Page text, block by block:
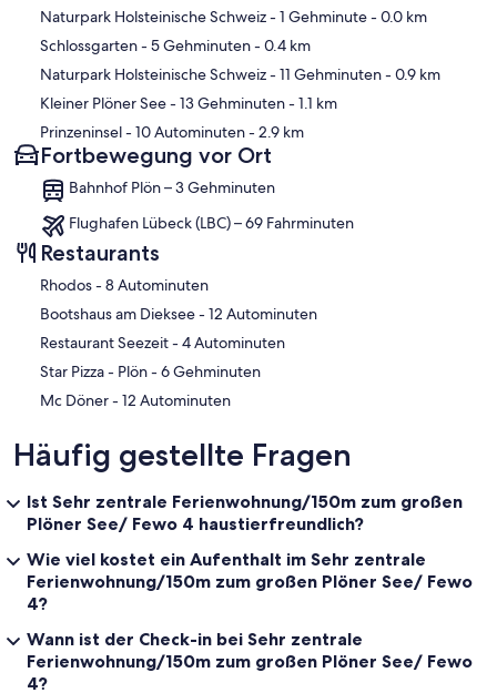
Karte
Naturpark Holsteinische Schweiz- 1 Gehminute- 0.0 km
Schlossgarten- 5 Gehminuten- 0.4 km
Naturpark Holsteinische Schweiz- 11 Gehminuten- 0.9 km
Kleiner Plöner See- 13 Gehminuten- 1.1 km
Prinzeninsel- 10 Autominuten- 2.9 km
Fortbewegung vor Ort
Bahnhof Plön – 3 Gehminuten
Flughafen Lübeck (LBC) – 69 Fahrminuten
Restaurants
‪Rhodos - ‬8 Autominuten
‪Bootshaus am Dieksee - ‬12 Autominuten
‪Restaurant Seezeit - ‬4 Autominuten
‪Star Pizza - Plön - ‬6 Gehminuten
‪Mc Döner - ‬12 Autominuten
Häufig gestellte Fragen
Ist Sehr zentrale Ferienwohnung/150m zum großen
Plöner See/ Fewo 4 haustierfreundlich?
Wie viel kostet ein Aufenthalt im Sehr zentrale
Ferienwohnung/150m zum großen Plöner See/ Fewo
4?
Wann ist der Check-in bei Sehr zentrale
Ferienwohnung/150m zum großen Plöner See/ Fewo
4?